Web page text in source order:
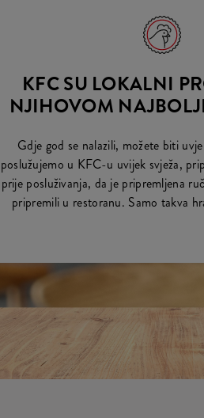
KFC SU LOKALNI
NJIHOVOM
Gdje god se nalazili, možete biti
poslužujemo u KFC-u uvijek svježa,
prije posluživanja, da je pripremljena
pripremili u restoranu. Samo takva